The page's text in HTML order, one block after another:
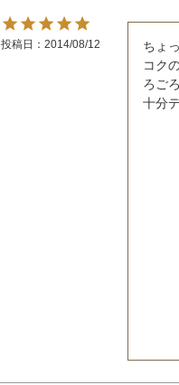
投稿日 2014/08/12
ちょ
コク
ろご
十分